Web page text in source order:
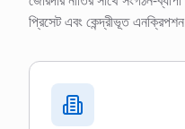
প্রিসেট এবং কেন্দ্রীভূত